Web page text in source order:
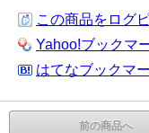
この商品をログ
Yahoo!ブックマ
はてなブックマ
前の商品へ